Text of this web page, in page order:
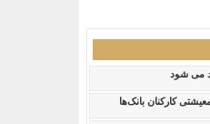
می شود
کارکنان بانک‌ها